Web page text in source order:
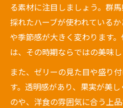
る素材に注目しましょう。群
採れたハーブが使われている
や季節感が大きく変わります
は、その時期ならではの美味し
また、ゼリーの見た目や盛り
す。透明感があり、果実が美
のや、洋食の雰囲気に合う上